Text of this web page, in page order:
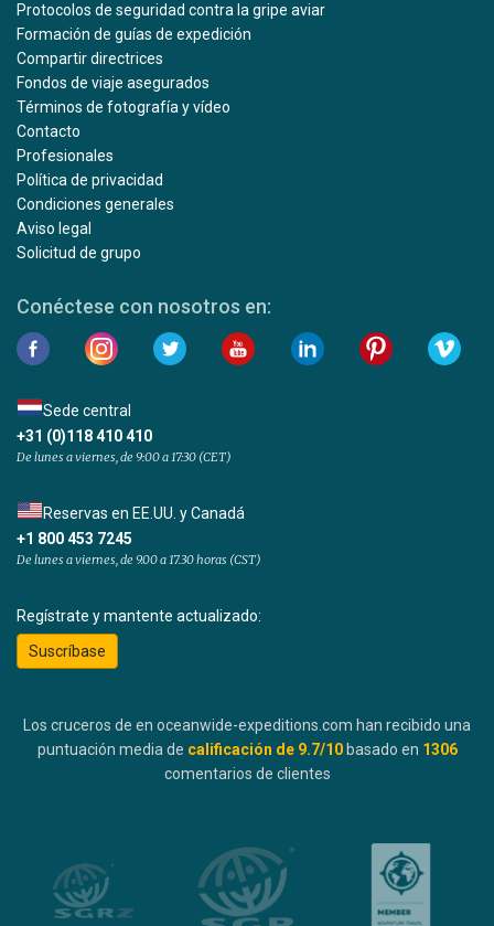
Protocolos de seguridad contra la gripe aviar
Formación de guías de expedición
Compartir directrices
Fondos de viaje asegurados
Términos de fotografía y vídeo
Contacto
Profesionales
Política de privacidad
Condiciones generales
Aviso legal
Solicitud de grupo
Conéctese con nosotros en:
Sede central
+31 (0)118 410 410
De lunes a viernes, de 9:00 a 17:30 (CET)
Reservas en EE.UU. y Canadá
+1 800 453 7245
De lunes a viernes, de 9.00 a 17.30 horas (CST)
Regístrate y mantente actualizado:
Suscríbase
Los cruceros de en oceanwide-expeditions.com han recibido una
puntuación media de calificación de 9.7/10 basado en 1306
comentarios de clientes